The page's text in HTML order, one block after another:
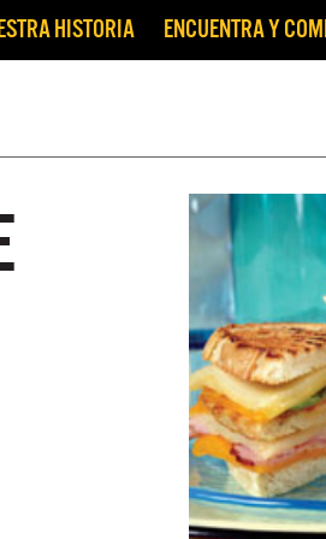
HISTORIA ENCUENTRA Y